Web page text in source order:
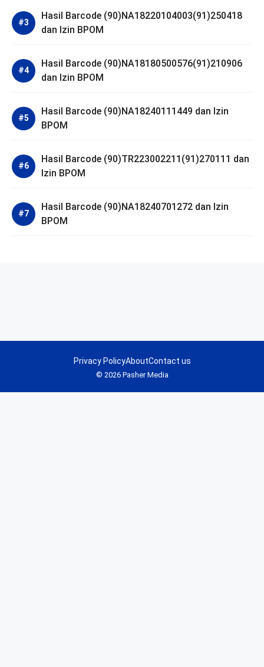
Hasil Barcode (90)NA18220104003(91)250418
dan Izin BPOM
Hasil Barcode (90)NA18180500576(91)210906
dan Izin BPOM
Hasil Barcode (90)NA18240111449 dan Izin
BPOM
Hasil Barcode (90)TR223002211(91)270111 dan
Izin BPOM
Hasil Barcode (90)NA18240701272 dan Izin
BPOM
© 2026 Pasher Media
Privacy PolicyAboutContact us